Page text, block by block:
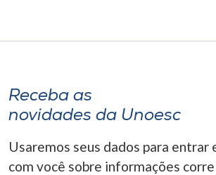
A-
Receba as
novidades da Unoesc
Usaremos seus dados para entrar
com você sobre informações